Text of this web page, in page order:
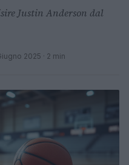
Justin Anderson dal
2025 · 2 min